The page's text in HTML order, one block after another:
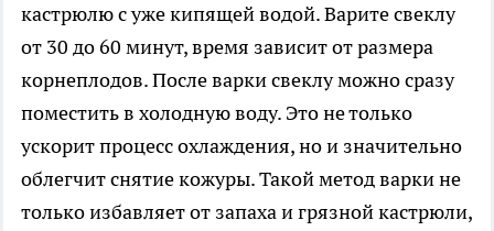
кастрюлю с уже кипящей водой. Варите свеклу
от 30 до 60 минут, время зависит от размера
корнеплодов. После варки свеклу можно сразу
поместить в холодную воду. Это не только
ускорит процесс охлаждения, но и значительно
облегчит снятие кожуры. Такой метод варки не
только избавляет от запаха и грязной кастрюли,